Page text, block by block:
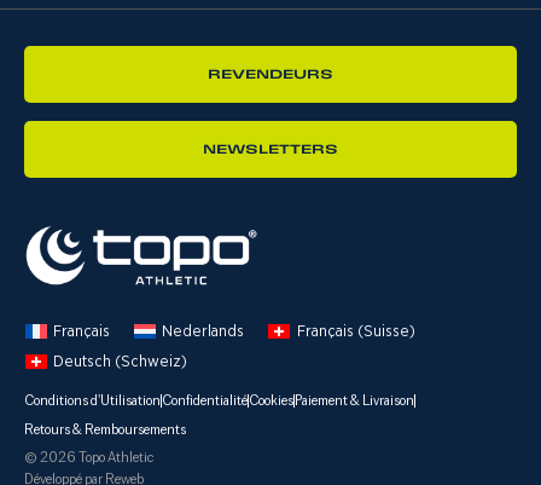
REVENDEURS
NEWSLETTERS
Français Nederlands
Français (Suisse)
Deutsch (Schweiz)
Conditions d'Utilisation ConfidentialitéCookiesPaiement & Livraison
Retours & Remboursements
© 2026 Topo Athletic
Développé par Reweb